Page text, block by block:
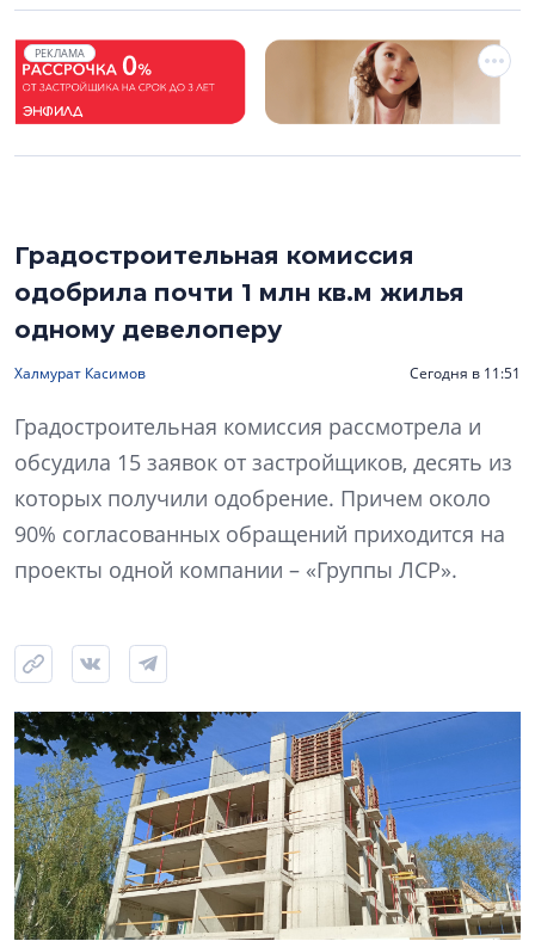
РЕКЛАМА
Градостроительная комиссия
одобрила почти 1 млн кв.м жилья
одному девелоперу
Халмурат Касимов Сегодня в 11:51
Градостроительная комиссия рассмотрела и
обсудила 15 заявок от застройщиков, десять из
которых получили одобрение. Причем около
90% согласованных обращений приходится на
проекты одной компании – «Группы ЛСР».